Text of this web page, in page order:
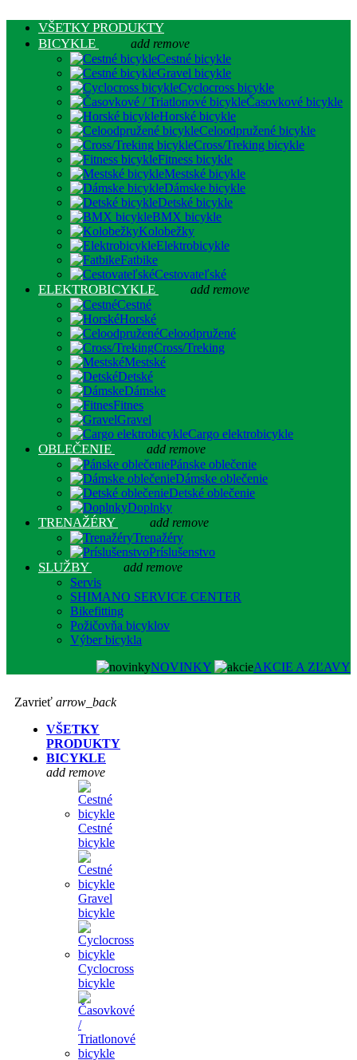
VŠETKY PRODUKTY
BICYKLE
add remove
Cestné bicykle
Gravel bicykle
Cyclocross bicykle
Časovkové bicykle
Horské bicykle
Celoodpružené bicykle
Cross/Treking bicykle
Fitness bicykle
Mestské bicykle
Dámske bicykle
Detské bicykle
BMX bicykle
Kolobežky
Elektrobicykle
Fatbike
Cestovateľské
ELEKTROBICYKLE add remove
Cestné
Horské
Celoodpružené
Cross/Treking
Mestské
Detské
Dámske
Fitnes
Gravel
Cargo elektrobicykle
OBLEČENIE add remove
Pánske oblečenie
Dámske oblečenie
Detské oblečenie
Doplnky
TRENAŽÉRY add remove
Trenažéry
Príslušenstvo
SLUŽBY add remove
Servis
SHIMANO SERVICE CENTER
Bikefitting
Požičovňa bicyklov
Výber bicykla
NOVINKY
AKCIE A ZĽAVY
Zavrieť arrow_back
VŠETKY
PRODUKTY
BICYKLE
add remove
Cestné
bicykle
Gravel
bicykle
Cyclocross
bicykle